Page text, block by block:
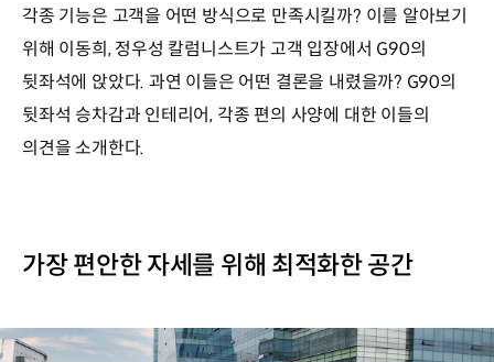
각종 기능은 고객을 어떤 방식으로 만족시킬까? 이를 알아보기
위해 이동희, 정우성 칼럼니스트가 고객 입장에서 G90의
뒷좌석에 앉았다. 과연 이들은 어떤 결론을 내렸을까? G90의
뒷좌석 승차감과 인테리어, 각종 편의 사양에 대한 이들의
의견을 소개한다.
가장 편안한 자세를 위해 최적화한 공간